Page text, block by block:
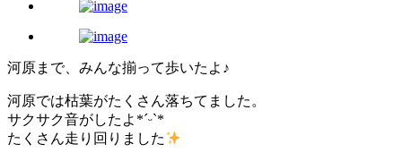
河原まで、みんな揃って歩いたよ♪
河原では枯葉がたくさん落ちてました。
サクサク音がしたよ*ˊᵕˋ*
たくさん走り回りました